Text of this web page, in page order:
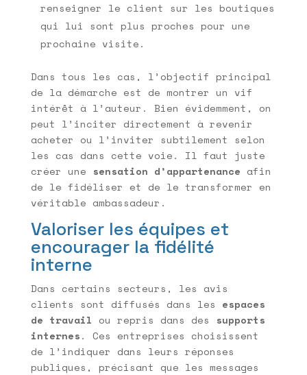
renseigner le client sur les boutiques
qui lui sont plus proches pour une
prochaine visite.
Dans tous les cas, l’objectif principal
de la démarche est de montrer un vif
intérêt à l’auteur. Bien évidemment, on
peut l’inciter directement à revenir
acheter ou l’inviter subtilement selon
les cas dans cette voie. Il faut juste
créer une sensation d’appartenance afin
de le fidéliser et de le transformer en
véritable ambassadeur.
Valoriser les équipes et
encourager la fidélité
interne
Dans certains secteurs, les avis
clients sont diffusés dans les espaces
de travail ou repris dans des
supports
internes. Ces entreprises choisissent
de l’indiquer dans leurs réponses
publiques, précisant que les messages